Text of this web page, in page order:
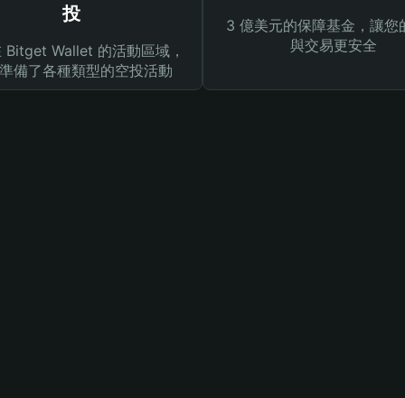
投
Bitget Wallet 的活動區域，
備了各種類型的空投活動
3 億美元的保障基金，讓您
與交易更安全